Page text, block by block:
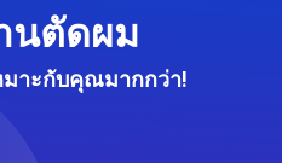
นตัดผม
มาะกับคุณมากกว่า!